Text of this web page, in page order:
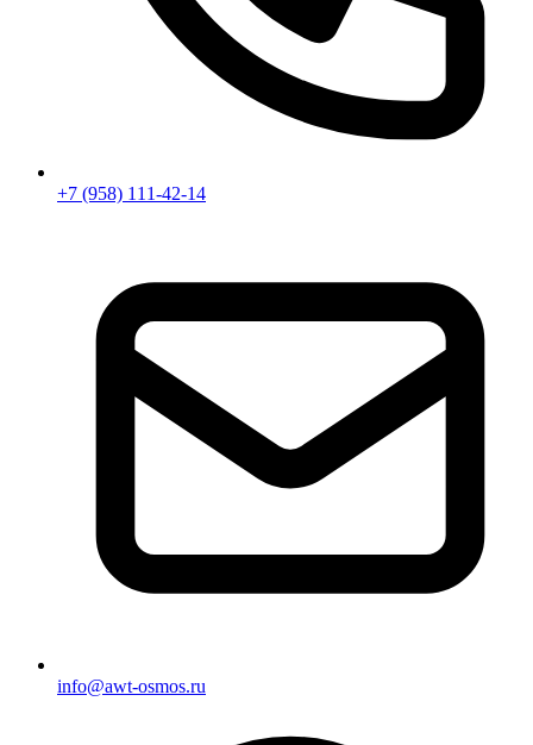
+7 (958) 111-42-14
info@awt-osmos.ru